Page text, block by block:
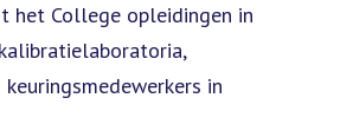
het College opleidingen in
in